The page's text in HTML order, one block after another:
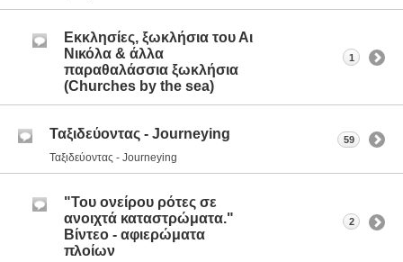
Εκκλησίες, ξωκλήσια του Αι
Νικόλα & άλλα
παραθαλάσσια ξωκλήσια
(Churches by the sea)
1
Ταξιδεύοντας - Journeying
Ταξιδεύοντας - Journeying
59
"Του ονείρου ρότες σε
ανοιχτά καταστρώματα."
Βίντεο - αφιερώματα
πλοίων
2